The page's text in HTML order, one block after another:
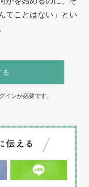
てことはない」とい
る
インが必要です。